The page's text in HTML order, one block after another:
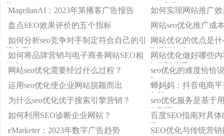
告
PPC广告？
MagellanAI：2023年第播客广告报告
如何实现网站推广
盘点SEO效果评价的五个指标
网站seo优化推广成
如何分析seo竞争对手制定符合自己的引
流方案？
网站优化的优点是
业提供什么？
如何将品牌营销与电子商务网站SEO相
结合
网站优化做好哪些
自然到首页？
网站seo优化需要经过什么过程？
seo优化的难度恰恰
化
运用seo优化使企业网站脱颖而出
蝉妈妈：抖音电商
皮书
为什么seo优化优于搜索引擎营销？
seo优化服务是基于
效客源
如何利用SEO诊断企业网站？
百度SEO指南对具
析
eMarketer：2023年数字广告趋势
SEO优化与传统营